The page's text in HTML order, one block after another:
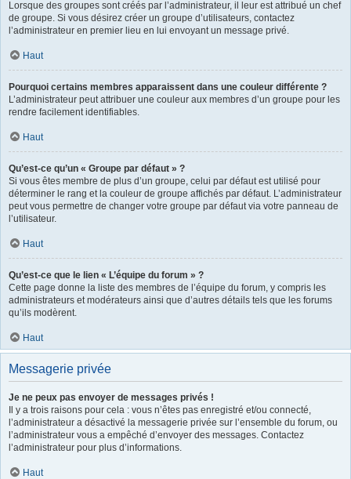
Lorsque des groupes sont créés par l’administrateur, il leur est attribué un chef
de groupe. Si vous désirez créer un groupe d’utilisateurs, contactez
l’administrateur en premier lieu en lui envoyant un message privé.
Haut
Pourquoi certains membres apparaissent dans une couleur différente ?
L’administrateur peut attribuer une couleur aux membres d’un groupe pour les
rendre facilement identifiables.
Haut
Qu’est-ce qu’un « Groupe par défaut » ?
Si vous êtes membre de plus d’un groupe, celui par défaut est utilisé pour
déterminer le rang et la couleur de groupe affichés par défaut. L’administrateur
peut vous permettre de changer votre groupe par défaut via votre panneau de
l’utilisateur.
Haut
Qu’est-ce que le lien « L’équipe du forum » ?
Cette page donne la liste des membres de l’équipe du forum, y compris les
administrateurs et modérateurs ainsi que d’autres détails tels que les forums
qu’ils modèrent.
Haut
Messagerie privée
Je ne peux pas envoyer de messages privés !
Il y a trois raisons pour cela : vous n’êtes pas enregistré et/ou connecté,
l’administrateur a désactivé la messagerie privée sur l’ensemble du forum, ou
l’administrateur vous a empêché d’envoyer des messages. Contactez
l’administrateur pour plus d’informations.
Haut